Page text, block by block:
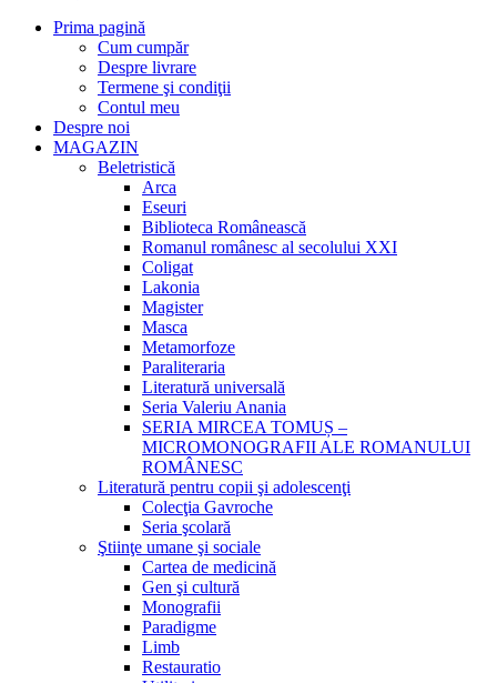
Prima pagină
Cum cumpăr
Despre livrare
Termene şi condiţii
Contul meu
Despre noi
MAGAZIN
Beletristică
Arca
Eseuri
Biblioteca Românească
Romanul românesc al secolului XXI
Coligat
Lakonia
Magister
Masca
Metamorfoze
Paraliteraria
Literatură universală
Seria Valeriu Anania
SERIA MIRCEA TOMUȘ –
MICROMONOGRAFII ALE ROMANULUI
ROMÂNESC
Literatură pentru copii şi adolescenţi
Colecţia Gavroche
Seria şcolară
Ştiinţe umane şi sociale
Cartea de medicină
Gen şi cultură
Monografii
Paradigme
Limb
Restauratio